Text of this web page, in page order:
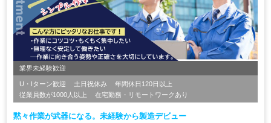
業界未経験歓迎
U・Iターン歓迎 土日祝休み
年間休日120日以上
従業員数が1000人以上
在宅勤務・リモートワークあり
黙々作業が武器になる。未経験から製造デビュー